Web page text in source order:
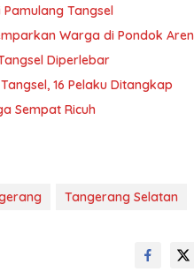
Tangsel
Warga di Pondok Aren
Diperlebar
16 Pelaku Ditangkap
Sempat Ricuh
Tangerang Selatan